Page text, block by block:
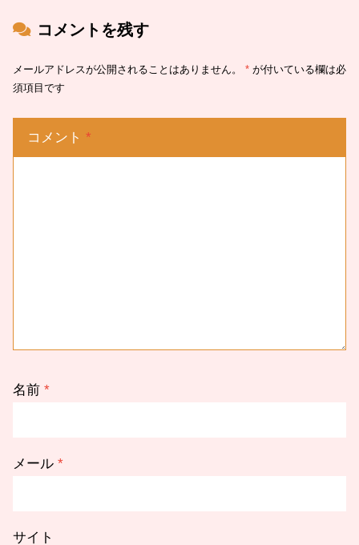
コメントを残す
メールアドレスが公開されることはありません。 * が付いている欄は必
須項目です
コメント *
名前 *
メール *
サイト